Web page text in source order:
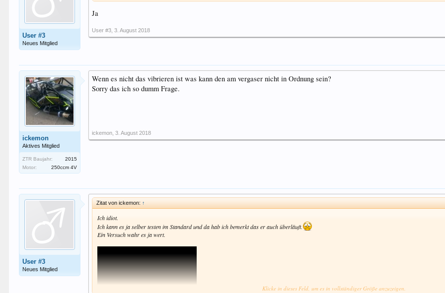
User #3
Neues Mitglied
Ja
User #3 3. August 2018
ickemon
Aktives Mitglied
ZTR Baujahr:
2015
Motor:
250ccm 4V
Wenn es nicht das vibrieren ist was kann den am vergaser nicht in Ordnung sein?
Sorry das ich so dumm Frage.
ickemon 3. August 2018
User #3
Neues Mitglied
Zitat von ickemon: ↑
Ich idiot.
Ich kann es ja selber testen im Standard und da hab ich bemerkt das er auch überläuft.
Ein Versuch wahr es ja wert.
Klicke in dieses Feld, um es in vollständiger Größe anzuzeigen.